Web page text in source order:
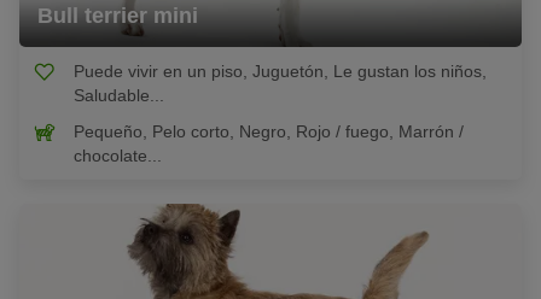
Bull terrier mini
Puede vivir en un piso, Juguetón, Le gustan los niños,
Saludable...
Pequeño, Pelo corto, Negro, Rojo / fuego, Marrón /
chocolate...